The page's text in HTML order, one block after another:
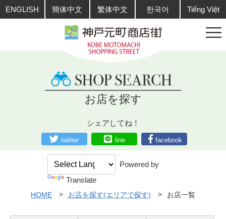
ENGLISH 簡体中文 繁体中文 한국어 Tiếng Việt
お店を探す
シェアしてね！
twitter line facebook
Powered by
Translate
HOME お店を探す(エリアで探す) お店一覧